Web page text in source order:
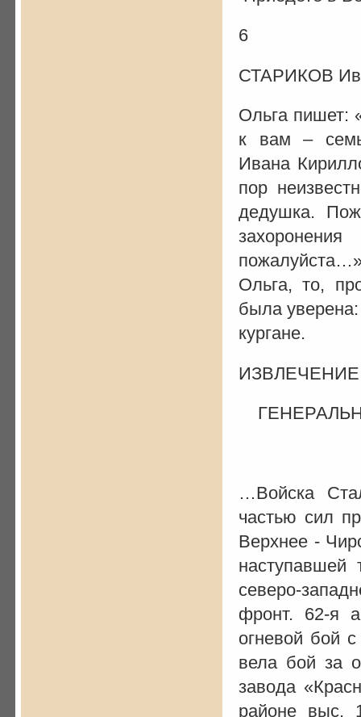
6
СТАРИКОВ
Ольга пишет:
к вам –
Ивана
пор
дедушка.
Ольга, то,
была
кургане.
…Войска
частью сил
Верхнее -
наступавшей
северо-
фронт. 62-я
огневой бой
вела бой за
завода
районе выс.